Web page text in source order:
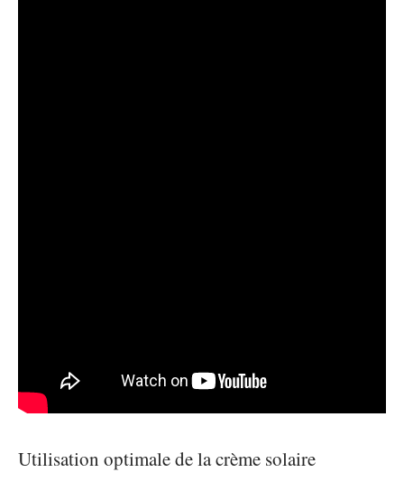
Utilisation optimale de la crème solaire